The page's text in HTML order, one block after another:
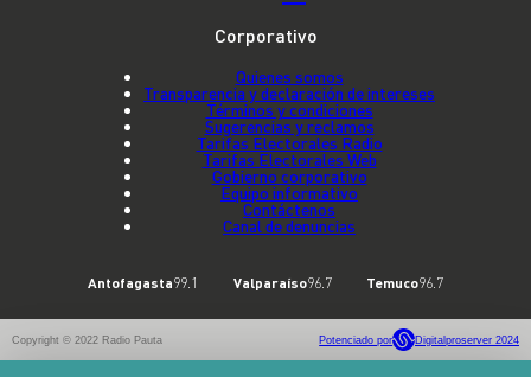
Corporativo
Quienes somos
Transparencia y declaración de intereses
Términos y condiciones
Sugerencias y reclamos
Tarifas Electorales Radio
Tarifas Electorales Web
Gobierno corporativo
Equipo informativo
Contáctenos
Canal de denuncias
Antofagasta99.1 Valparaíso96.7 Temuco96.7
Copyright © 2022 Radio Pauta Potenciado por Digitalproserver 2024